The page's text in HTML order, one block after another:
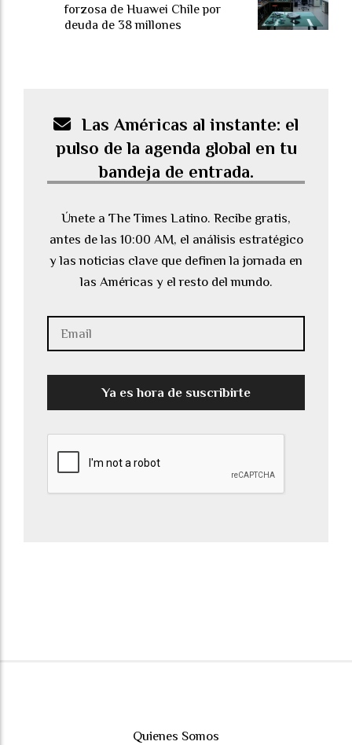
forzosa de Huawei Chile por
deuda de 38 millones
Las Américas al instante: el
pulso de la agenda global en tu
bandeja de entrada.
Únete a The Times Latino. Recibe gratis,
antes de las 10:00 AM, el análisis estratégico
y las noticias clave que definen la jornada en
las Américas y el resto del mundo.
Ya es hora de suscribirte
Quienes Somos